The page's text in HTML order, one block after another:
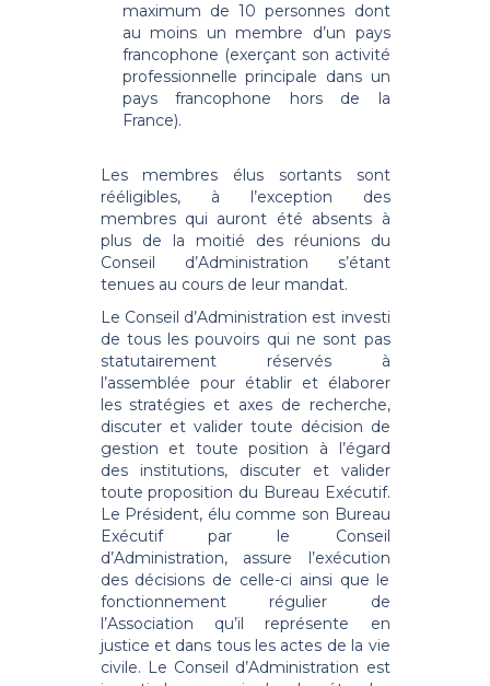
maximum de 10 personnes dont
au moins un membre d’un pays
francophone (exerçant son activité
professionnelle principale dans un
pays francophone hors de la
France).
Les membres élus sortants sont
rééligibles, à l’exception des
membres qui auront été absents à
plus de la moitié des réunions du
Conseil d’Administration s’étant
tenues au cours de leur mandat.
Le Conseil d’Administration est investi
de tous les pouvoirs qui ne sont pas
statutairement réservés à
l’assemblée pour établir et élaborer
les stratégies et axes de recherche,
discuter et valider toute décision de
gestion et toute position à l’égard
des institutions, discuter et valider
toute proposition du Bureau Exécutif.
Le Président, élu comme son Bureau
Exécutif par le Conseil
d’Administration, assure l’exécution
des décisions de celle-ci ainsi que le
fonctionnement régulier de
l’Association qu’il représente en
justice et dans tous les actes de la vie
civile. Le Conseil d’Administration est